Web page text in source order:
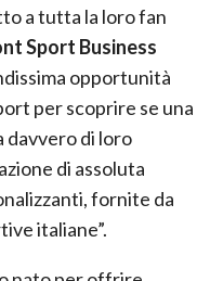
a tutta la loro fan
Sport Business
opportunità
per scoprire se una
davvero di loro
di assoluta
fornite da
italiane”.